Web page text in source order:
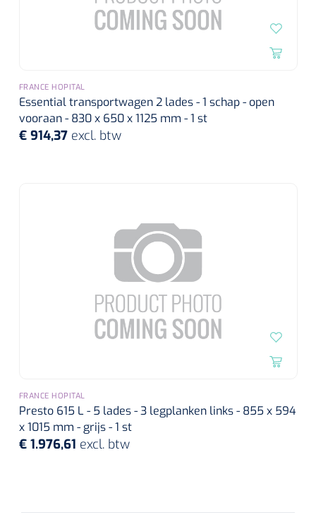
FRANCE HOPITAL
Essential transportwagen 2 lades - 1 schap - open
vooraan - 830 x 650 x 1125 mm - 1 st
€ 914,37 excl. btw
FRANCE HOPITAL
Presto 615 L - 5 lades - 3 legplanken links - 855 x 594
x 1015 mm - grijs - 1 st
€ 1.976,61 excl. btw